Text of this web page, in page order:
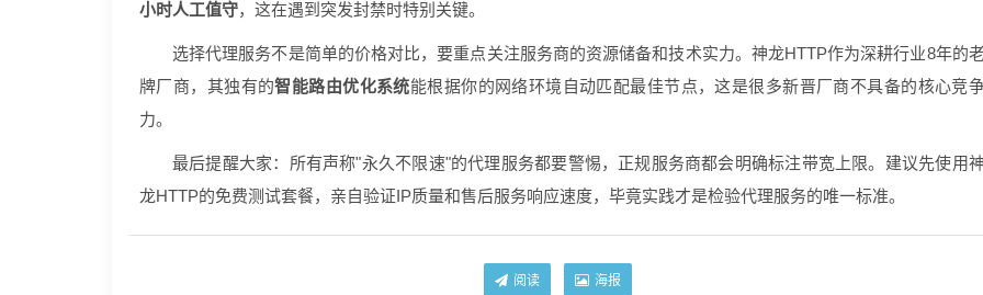
小时人工值守，这在遇到突发封禁时特别关键。
选择代理服务不是简单的价格对比，要重点关注服务商的资源储备和技术实力。神龙HTTP作为深耕行业8年的
牌厂商，其独有的智能路由优化系统能根据你的网络环境自动匹配最佳节点，这是很多新晋厂商不具备的核心竞
力。
最后提醒大家：所有声称"永久不限速"的代理服务都要警惕，正规服务商都会明确标注带宽上限。建议先使用神
龙HTTP的免费测试套餐，亲自验证IP质量和售后服务响应速度，毕竟实践才是检验代理服务的唯一标准。
阅读 海报